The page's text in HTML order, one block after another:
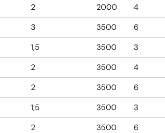
2 2000 4
3 3500 6
1,5 3500 3
2 3500 4
2 3500 6
1,5 3500 3
2 3500 6